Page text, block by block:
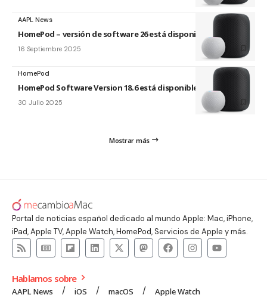
AAPL News
HomePod – versión de software 26 está disponible
16 Septiembre 2025
HomePod
HomePod Software Version 18.6 está disponible
30 Julio 2025
Mostrar más
Portal de noticias español dedicado al mundo Apple: Mac, iPhone,
iPad, Apple TV, Apple Watch, HomePod, Servicios de Apple y más.
Hablamos sobre
AAPL News iOS macOS Apple Watch